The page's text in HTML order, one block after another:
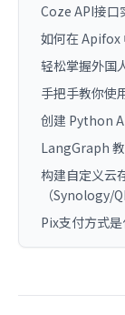
Coze API接口
如何在 Apifox
轻松掌握外国
手把手教你使
创建 Python
LangGraph
构建自定义云
（Synology/
Pix支付方式是